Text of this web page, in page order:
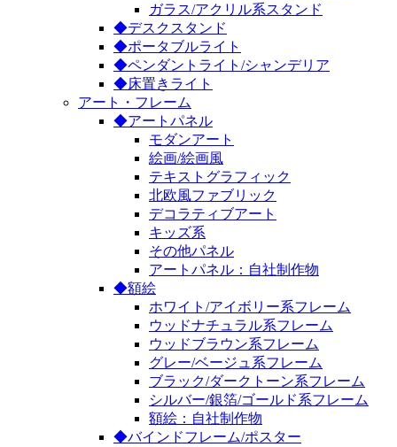
ガラス/アクリル系スタンド
◆デスクスタンド
◆ポータブルライト
◆ペンダントライト/シャンデリア
◆床置きライト
アート・フレーム
◆アートパネル
モダンアート
絵画/絵画風
テキストグラフィック
北欧風ファブリック
デコラティブアート
キッズ系
その他パネル
アートパネル：自社制作物
◆額絵
ホワイト/アイボリー系フレーム
ウッドナチュラル系フレーム
ウッドブラウン系フレーム
グレー/ベージュ系フレーム
ブラック/ダークトーン系フレーム
シルバー/銀箔/ゴールド系フレーム
額絵：自社制作物
◆バインドフレーム/ポスター